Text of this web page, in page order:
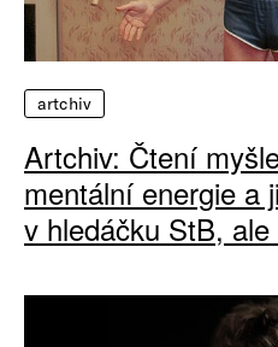
artchiv
Artchiv: Čtení
mentální energie a
v hledáčku StB,